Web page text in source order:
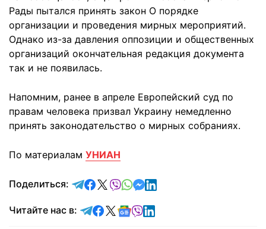
Рады пытался принять закон О порядке
организации и проведения мирных мероприятий.
Однако из-за давления оппозиции и общественных
организаций окончательная редакция документа
так и не появилась.
Напомним, ранее в апреле Европейский суд по
правам человека призвал Украину немедленно
принять законодательство о мирных собраниях.
По материалам УНИАН
Поделиться: отправить в Telegram
поделиться в Facebook
поделиться в X
отправить в Viber
отправить в Whatsapp
отправить в Messenger
отправить в LinkedIn
Читайте нас в: Читайте в Telegram
Читайте в Facebook
Читайте в X
Читайте в Google news
Читайте в Viber
Читайте в LinkedIn